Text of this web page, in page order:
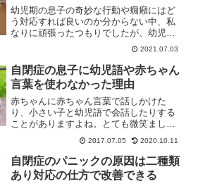
幼児期の息子の奇妙な行動や癇癪にはど
う対応すれば良いのか分からない中、私
なりに頑張ったつもりでしたが、幼児期
の取り組み方は大失敗！そこで今回は、
どんな失敗だったのか、なぜ自閉症の息
子の行動を整えることが必要だったかな
どについて書いています。
2021.07.03
自閉症の息子に幼児語や赤ちゃん
言葉を使わなかった理由
赤ちゃんに赤ちゃん言葉で話しかけた
り、小さい子と幼児語で会話したりする
ことがありますよね。とても微笑ましい
光景ですが、自閉症の息子には赤ちゃん
言葉や幼児語で話しかけないようにして
きました。なぜそうしたのか、その理由
をお話しします。
2017.07.05 2020.10.11
自閉症のパニックの原因は二種類
あり対応の仕方で改善できる